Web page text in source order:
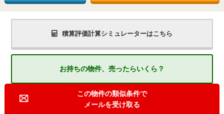
積算評価計算シミュレーターはこちら
お持ちの物件、売ったらいくら？
この物件の類似条件で
メールを受け取る